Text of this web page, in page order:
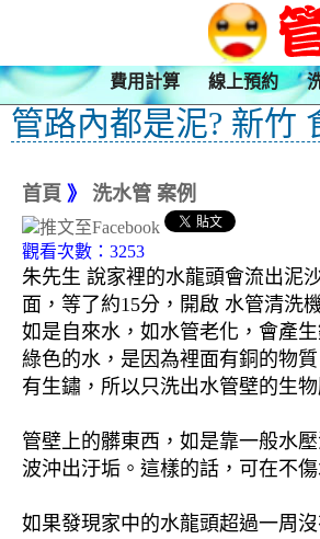
費用計算 線上預約
管路內都是泥? 新竹
首頁 》 洗水管 案例
觀看次數：3253
朱先生 說家裡的水龍頭會流出泥
面，等了約15分，開啟 水管清洗
如是自來水，如水管老化，會產
綠色的水，是因為裡面有銅的物
有生鏽，所以只洗出水管壁的生物
管壁上的髒東西，如是靠一般水
波沖出汙垢。這樣的話，可在不
如果發現家中的水龍頭超過一周